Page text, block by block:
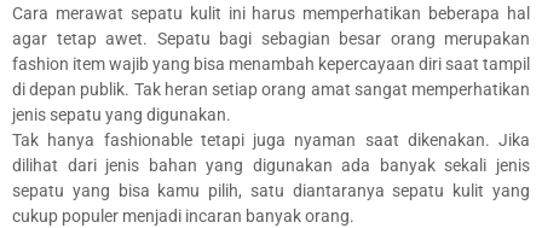
Cara merawat sepatu kulit ini harus memperhatikan beberapa hal
agar tetap awet. Sepatu bagi sebagian besar orang merupakan
fashion item wajib yang bisa menambah kepercayaan diri saat tampil
di depan publik. Tak heran setiap orang amat sangat memperhatikan
jenis sepatu yang digunakan.
Tak hanya fashionable tetapi juga nyaman saat dikenakan. Jika
dilihat dari jenis bahan yang digunakan ada banyak sekali jenis
sepatu yang bisa kamu pilih, satu diantaranya sepatu kulit yang
cukup populer menjadi incaran banyak orang.